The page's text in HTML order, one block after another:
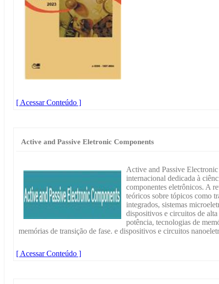
[ Acessar Conteúdo ]
Active and Passive Eletronic Components
Active and Passive
internacional dedicada à
componentes eletrônicos. A
teóricos sobre tópicos como
integrados, sistemas
dispositivos e circuitos de
potência, tecnologias de
memórias de transição de fase. e dispositivos e circuitos
[ Acessar Conteúdo ]